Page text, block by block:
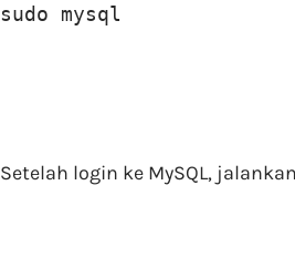
sudo mysql
Setelah login ke MySQL,